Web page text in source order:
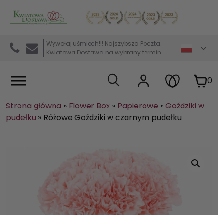
Kwiaciarnia internetowa Kwiatowa Dostawa
Wywołaj uśmiech!!! Najszybsza Poczta.
Kwiatowa Dostawa na wybrany termin.
0
Strona główna » Flower Box » Papierowe »Goździki w
pudełku » Różowe Goździki w czarnym pudełku